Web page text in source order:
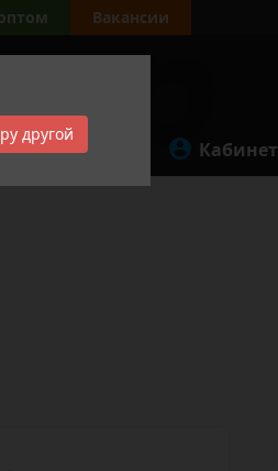
другой
Вакансии
Кабинет